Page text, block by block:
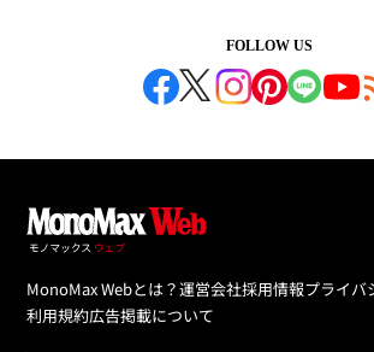
FOLLOW US
MonoMax Webとは？運営会社採用情報プライバ
利用規約広告掲載について